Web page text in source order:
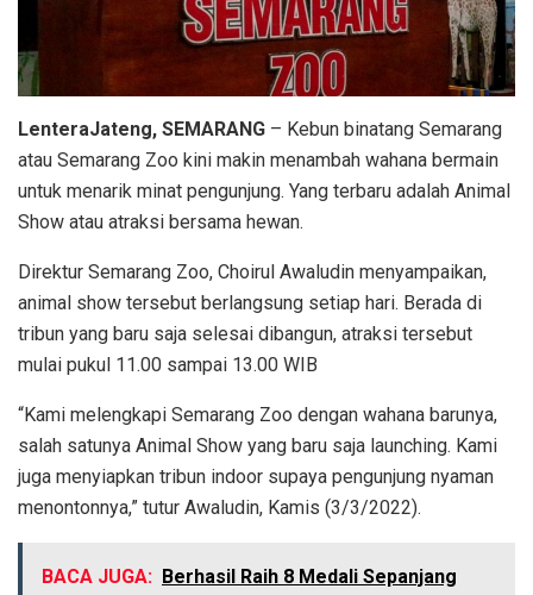
LenteraJateng, SEMARANG – Kebun binatang Semarang
atau Semarang Zoo kini makin menambah wahana bermain
untuk menarik minat pengunjung. Yang terbaru adalah Animal
Show atau atraksi bersama hewan.
Direktur Semarang Zoo, Choirul Awaludin menyampaikan,
animal show tersebut berlangsung setiap hari. Berada di
tribun yang baru saja selesai dibangun, atraksi tersebut
mulai pukul 11.00 sampai 13.00 WIB
“Kami melengkapi Semarang Zoo dengan wahana barunya,
salah satunya Animal Show yang baru saja launching. Kami
juga menyiapkan tribun indoor supaya pengunjung nyaman
menontonnya,” tutur Awaludin, Kamis (3/3/2022).
BACA JUGA: Berhasil Raih 8 Medali Sepanjang